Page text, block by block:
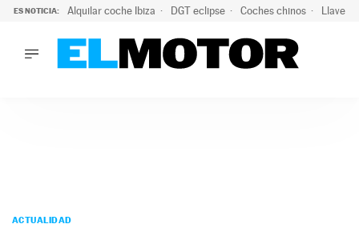
ES NOTICIA: Alquilar coche Ibiza DGT eclipse Coches chinos Llaves
PODCAST
ACTUALIDAD